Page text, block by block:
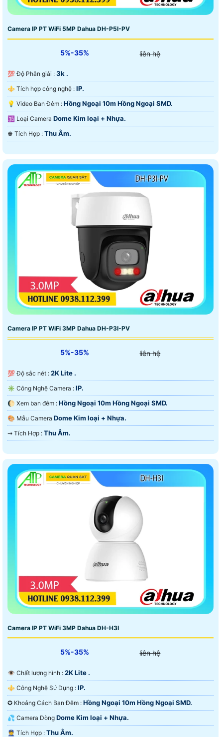
Camera IP PT WiFi 5MP Dahua DH-P5I-PV
5%-35% liên hệ
💯 Độ Phân giải : 3k .
⚜️ Tích hợp công nghệ : IP.
💡 Video Ban Đêm : Hồng Ngoại 10m Hồng Ngoại SMD.
🕉️ Loại Camera Dome Kim loại + Nhựa.
️♚ Tích Hợp : Thu Âm.
Camera IP PT WiFi 3MP Dahua DH-P3I-PV
5%-35% liên hệ
💯 Độ sắc nét : 2K Lite .
✳️ Công Nghệ Camera : IP.
🌔 Xem ban đêm : Hồng Ngoại 10m Hồng Ngoại SMD.
🎨 Mẫu Camera Dome Kim loại + Nhựa.
️⇝ Tích Hợp : Thu Âm.
Camera IP PT WiFi 3MP Dahua DH-H3I
5%-35% liên hệ
👁 Chất lượng hình : 2K Lite .
⚜️ Công Nghệ Sử Dụng : IP.
✪ Khoảng Cách Ban Đêm : Hồng Ngoại 10m Hồng Ngoại SMD.
💦 Camera Dòng Dome Kim loại + Nhựa.
️👮 Tích Hợp : Thu Âm.